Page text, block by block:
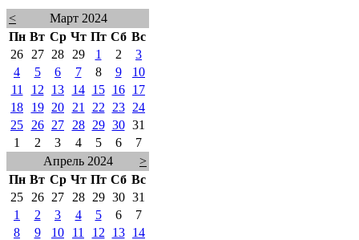
<
Март 2024
Пн Вт Ср Чт Пт Сб Вс
26
27 28 29 1 2
3
4
5 6 7 8 9
10
11
12 13 14 15 16
17
18
19 20 21 22 23
24
25
26 27 28 29 30 31
1
2 3 4 5 6
7
Апрель 2024
>
Пн Вт Ср Чт Пт Сб Вс
25
26 27 28 29 30 31
1
2 3 4 5 6
7
8
9 10 11 12 13
14